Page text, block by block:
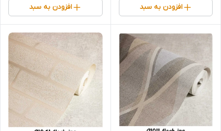
افزودن به سبد افزودن به سبد